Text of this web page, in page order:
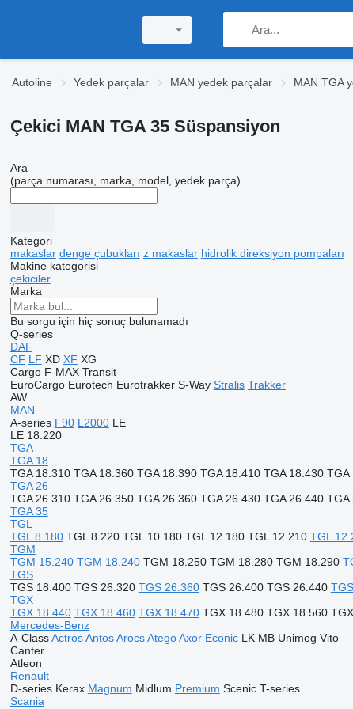
Autoline Yedek parçalar MAN yedek parçalar MAN TGA
Çekici MAN TGA 35 Süspansiyon
Ara
(parça numarası, marka, model, yedek parça)
Kategori
makaslar denge çubukları z makaslar hidrolik direksiyon pompaları
Makine kategorisi
çekiciler
Marka
Bu sorgu için hiç sonuç bulunamadı
Q-series
DAF
CF LF XD XF XG
Cargo F-MAX Transit
EuroCargo Eurotech Eurotrakker S-Way Stralis Trakker
AW
MAN
A-series F90 L2000 LE
LE 18.220
TGA
TGA 18
TGA 18.310 TGA 18.360 TGA 18.390 TGA 18.410 TGA 18.430 TGA
TGA 26
TGA 26.310 TGA 26.350 TGA 26.360 TGA 26.430 TGA 26.440 TGA
TGA 35
TGL
TGL 8.180 TGL 8.220 TGL 10.180 TGL 12.180 TGL 12.210 TGL
TGM
TGM 15.240 TGM 18.240 TGM 18.250 TGM 18.280 TGM 18.290
TGS
TGS 18.400 TGS 26.320 TGS 26.360 TGS 26.400 TGS 26.440
TGX
TGX 18.440 TGX 18.460 TGX 18.470 TGX 18.480 TGX 18.560
Mercedes-Benz
A-Class Actros Antos Arocs Atego Axor Econic LK MB Unimog Vito
Canter
Atleon
Renault
D-series Kerax Magnum Midlum Premium Scenic T-series
Scania